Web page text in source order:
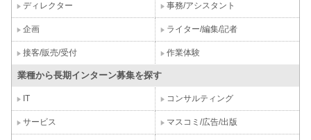
ディレクター 事務/アシスタント
企画 ライター/編集/記者
接客/販売/受付 作業体験
業種から長期インターン募集を探す
IT コンサルティング
サービス マスコミ/広告/出版